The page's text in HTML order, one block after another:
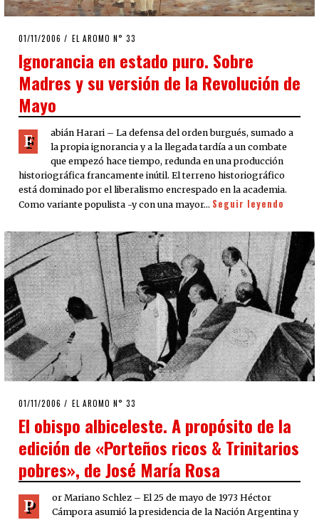
POSTED
01/11/2006 23/03/2020
EL AROMO N° 33
Ignorancia en estado puro. Sobre
Madres y su versión de la Revolución de
Mayo
F
abián Harari – La defensa del orden burgués, sumado a
la propia ignorancia y a la llegada tardía a un combate
que empezó hace tiempo, redunda en una producción
historiográfica francamente inútil. El terreno historiográfico
está dominado por el liberalismo encrespado en la academia.
Como variante populista -y con una mayor… Seguir leyendo
POSTED
01/11/2006 23/03/2020
EL AROMO N° 33
El obispo albiceleste. A propósito de la
edición de «Porteños ricos & Trinitarios
pobres», de José María Rosa
P
or Mariano Schlez – El 25 de mayo de 1973 Héctor
Cámpora asumió la presidencia de la Nación Argentina y